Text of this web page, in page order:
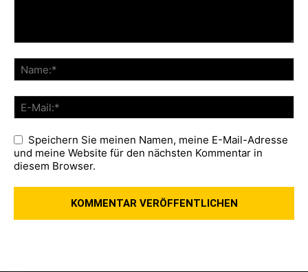
Speichern Sie meinen Namen, meine E-Mail-Adresse
und meine Website für den nächsten Kommentar in
diesem Browser.